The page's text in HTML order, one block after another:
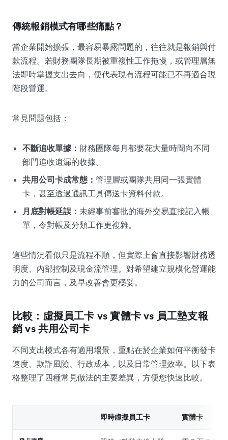
傳統報銷模式有哪些痛點？
當企業開始擴張，最容易暴露問題的，往往就是報銷與付
款流程。若財務團隊長期被重複性工作拖慢，或管理層無
法即時掌握支出去向，便代表現有流程可能已不再適合現
階段營運。
常見問題包括：
不斷追收單據： 財務團隊每月都要花大量時間向不同
部門追收遺漏的收據。
共用公司卡成常態： 管理層或團隊共用同一張實體
卡，甚至透過通訊工具傳送卡資料付款。
月底對帳延誤： 未經事前審批的海外交易直接記入帳
單，令對帳及分類工作更複雜。
這些情況看似只是流程不順，但實際上會直接影響財務透
明度、內部控制及現金流管理。對希望建立規模化營運能
力的公司而言，及早改善會更穩妥。
比較：虛擬員工卡 vs 實體卡 vs 員工墊支報
銷 vs 共用公司卡
不同支出模式各有適用場景，重點在於企業如何平衡發卡
速度、欺詐風險、行政成本，以及日常管理效率。以下表
格整理了四種常見做法的主要差異，方便您快速比較。
即時虛擬員工卡 實體卡